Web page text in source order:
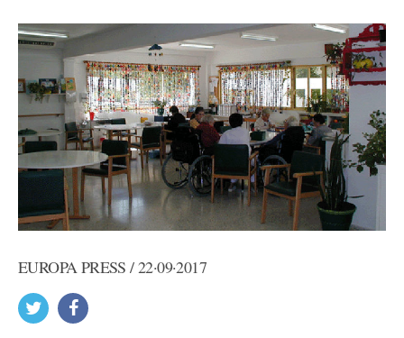
EUROPA PRESS / 22·09·2017